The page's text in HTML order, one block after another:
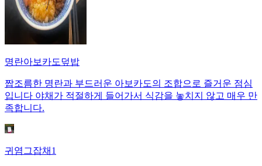
명란아보카도덮밥
짭조름한 명란과 부드러운 아보카도의 조합으로 즐거운 점심
입니다 야채가 적절하게 들어가서 식감을 놓치지 않고 매우 만
족합니다.
귀염그잡채1